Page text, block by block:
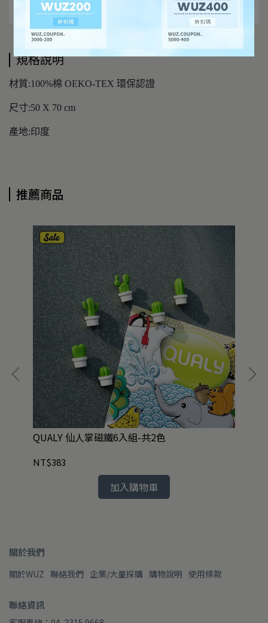
規格說明
材質:100%棉 OEKO-TEX 環保認證
尺寸:50 X 70 cm
產地:印度
推薦商品
QUALY 仙人掌磁鐵6入組-共2色
NT$383
加入購物車
關於我們
關於WUZ 聯絡我們 企業/大量採購 購物說明 使用條款
聯絡資訊